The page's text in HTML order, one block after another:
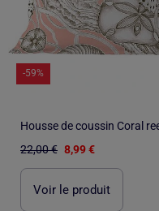
-59%
22,00 € 8,99 €
Voir le produit